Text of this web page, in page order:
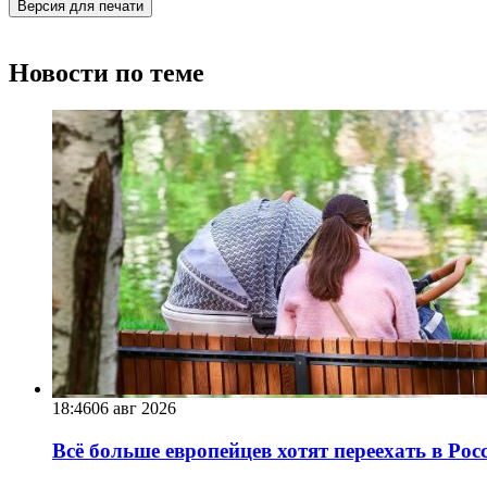
Версия для печати
Новости по теме
18:4606 авг 2026
Всё больше европейцев хотят переехать в